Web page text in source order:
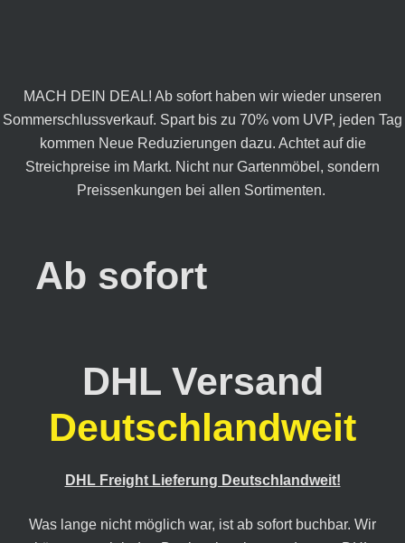
MACH DEIN DEAL! Ab sofort haben wir wieder unseren
Sommerschlussverkauf. Spart bis zu 70% vom UVP, jeden Tag
kommen Neue Reduzierungen dazu. Achtet auf die
Streichpreise im Markt. Nicht nur Gartenmöbel, sondern
Preissenkungen bei allen Sortimenten.
Ab sofort
DHL Versand
Deutschlandweit
DHL Freight Lieferung Deutschlandweit!
Was lange nicht möglich war, ist ab sofort buchbar. Wir